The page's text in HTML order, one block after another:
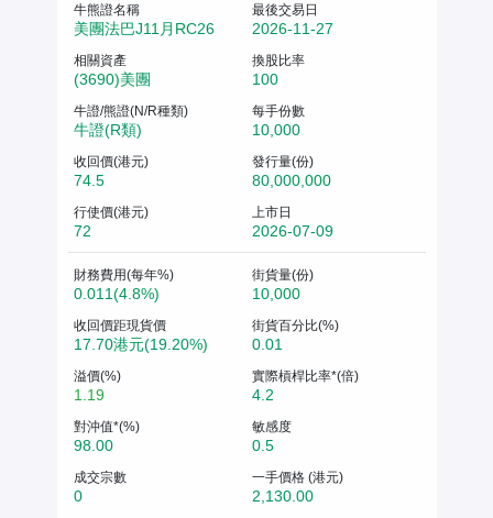
牛熊證名稱
美團法巴J11月RC26
最後交易日
2026-11-27
相關資產
(3690)美團
換股比率
100
牛證/熊證(N/R種類)
牛證(R類)
每手份數
10,000
收回價(港元)
74.5
發行量(份)
80,000,000
行使價(港元)
72
上市日
2026-07-09
財務費用(每年%)
0.011(4.8%)
街貨量(份)
10,000
收回價距現貨價
17.70港元(19.20%)
街貨百分比(%)
0.01
溢價(%)
1.19
實際槓桿比率*(倍)
4.2
對沖值*(%)
98.00
敏感度
0.5
成交宗數
0
一手價格 (港元)
2,130.00